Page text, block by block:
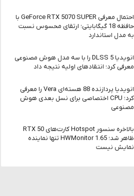
احتمال معرفی GeForce RTX 5070 SUPER با
حافظه 18 گیگابایتی؛ ارتقای محسوس نسبت
به مدل استاندارد
انویدیا DLSS 5 را با سه مدل هوش مصنوعی
معرفی کرد؛ انتقادهای اولیه نتیجه داد
انویدیا پردازنده 88 هسته‌ای Vera را معرفی
کرد؛ CPU اختصاصی برای نسل بعدی هوش
مصنوعی
بالاخره سنسور Hotspot کارت‌های RTX 50
ظاهر شد؛ HWMonitor 1.65 تنها نماینده
نمایش نیست